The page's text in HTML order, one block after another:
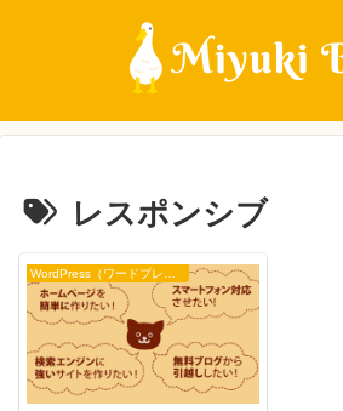
レスポンシブ
WordPress（ワードプレス）